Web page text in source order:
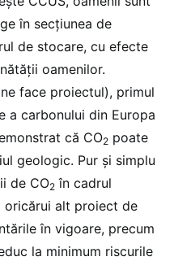
în secțiunea de
de stocare, cu efecte
oamenilor.
face proiectul), primul
a carbonului din Europa
că CO2 poate
geologic. Pur și simplu
de CO2 în cadrul
oricărui alt proiect de
în vigoare, precum
la minimum riscurile